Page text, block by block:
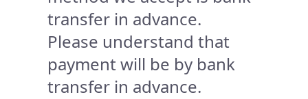
transfer in advance.
Please understand that
payment will be by bank
transfer in advance.